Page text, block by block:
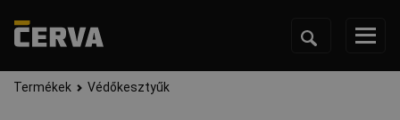
Termékek Védőkesztyűk